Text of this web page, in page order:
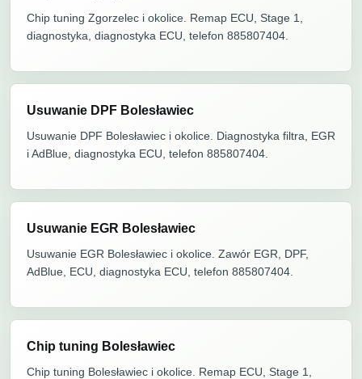
Chip tuning Zgorzelec i okolice. Remap ECU, Stage 1,
diagnostyka, diagnostyka ECU, telefon 885807404.
Usuwanie DPF Bolesławiec
Usuwanie DPF Bolesławiec i okolice. Diagnostyka filtra, EGR
i AdBlue, diagnostyka ECU, telefon 885807404.
Usuwanie EGR Bolesławiec
Usuwanie EGR Bolesławiec i okolice. Zawór EGR, DPF,
AdBlue, ECU, diagnostyka ECU, telefon 885807404.
Chip tuning Bolesławiec
Chip tuning Bolesławiec i okolice. Remap ECU, Stage 1,